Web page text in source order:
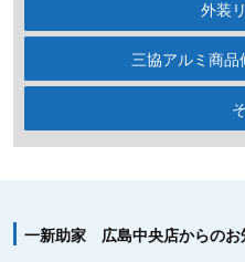
外装
三協アルミ商品
一新助家 広島中央店からのお